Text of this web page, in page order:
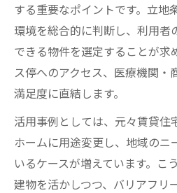
する重要なポイントです。立地
環境を総合的に判断し、利用者
できる物件を選定することが求
ス停へのアクセス、医療機関・
満足度に直結します。
活用事例としては、元々賃貸住
ホームに用途変更し、地域のニ
いるケースが増えています。こ
建物を活かしつつ、バリアフリ